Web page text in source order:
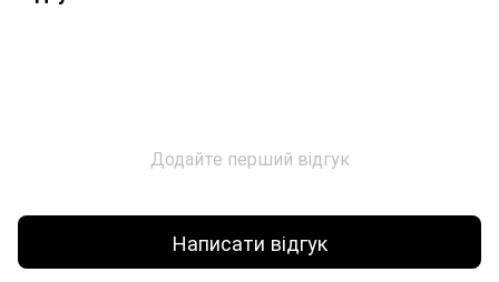
Додайте перший відгук
Написати відгук